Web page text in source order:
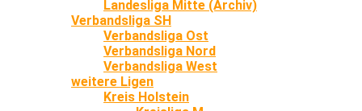
Landesliga Mitte (Archiv)
Verbandsliga SH
Verbandsliga Ost
Verbandsliga Nord
Verbandsliga West
weitere Ligen
Kreis Holstein